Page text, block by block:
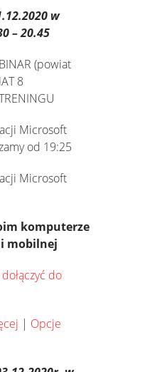
w
– 20.45
(powiat
8
Microsoft
od 19:25
Microsoft
komputerze
mobilnej
do
| Opcje